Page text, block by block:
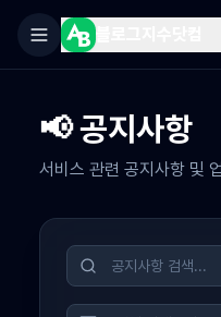
📢 공지사항
서비스 관련 공지사항 및